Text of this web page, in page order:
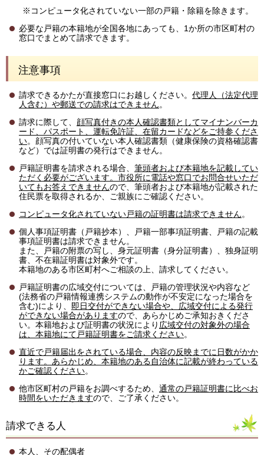
※コンピュータ化されていない一部の戸籍・除籍を除きます。
必要な戸籍の本籍地が全国各地にあっても、1か所の市区町村の
窓口でまとめて請求できます。
注意事項
請求できるかたが直接窓口にお越しください。 代理人（法定代理
人含む）や郵送での請求はできません。
請求に際して、 顔写真付きの本人確認書類としてマイナンバーカ
ード、パスポート、運転免許証、在留カードなどをご持参くださ
い。顔写真の付いていない本人確認書類（健康保険の資格確認書
など）では証明書の発行はできません。
戸籍証明書を請求される場合、 筆頭者および本籍地を記載してい
ただく必要がございます。市役所に電話や窓口でお問合せいただ
いてもお答えできませんので、筆頭者および本籍地が記載された
住民票を取得されるか、ご親族にご確認ください。
コンピュータ化されていない戸籍の証明書は請求できません。
個人事項証明書（戸籍抄本）、戸籍一部事項証明書、戸籍の記載
事項証明書は請求できません。
また、戸籍の附票の写し、身元証明書（身分証明書）、独身証明
書、不在籍証明書は対象外です。
本籍地のある市区町村へご相談の上、請求してください。
戸籍証明書の広域交付については、戸籍の管理状況や内容など
(法務省の戸籍情報連携システムの動作が不安定になった場合を
含む)により、
即日交付ができない場合や、広域交付による発行
ができない場合がありますので、あらかじめご承知おきくださ
い。本籍地および証明書の状況により 広域交付の対象外の場合
は、本籍地にて戸籍証明書をご請求ください。
直近で戸籍届出をされている場合、内容の反映までに日数がかか
ります。あらかじめ、本籍地のある自治体に記載が終わっている
かご確認ください。
他市区町村の戸籍をお調べするため、 通常の戸籍証明書に比べお
時間をいただきますので、ご了承ください。
請求できる人
本人、その配偶者